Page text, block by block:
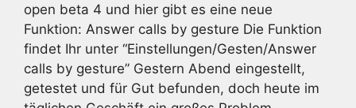
open beta 4 und hier gibt es eine neue
Funktion: Answer calls by gesture Die Funktion
findet Ihr unter “Einstellungen/Gesten/Answer
calls by gesture” Gestern Abend eingestellt,
getestet und für Gut befunden, doch heute im